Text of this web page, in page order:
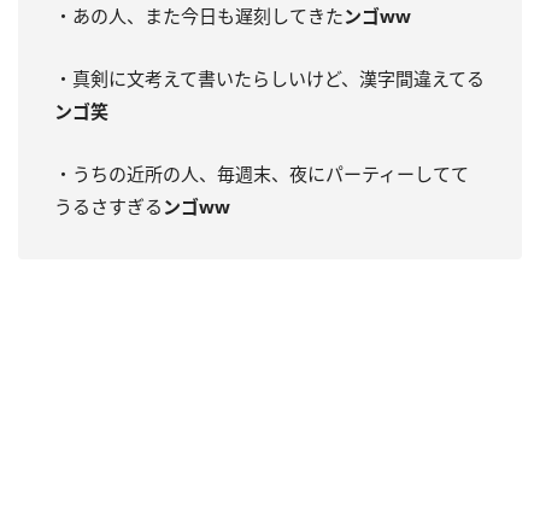
・あの人、また今日も遅刻してきたンゴww
・真剣に文考えて書いたらしいけど、漢字間違えてる
ンゴ笑
・うちの近所の人、毎週末、夜にパーティーしてて
うるさすぎる ンゴww